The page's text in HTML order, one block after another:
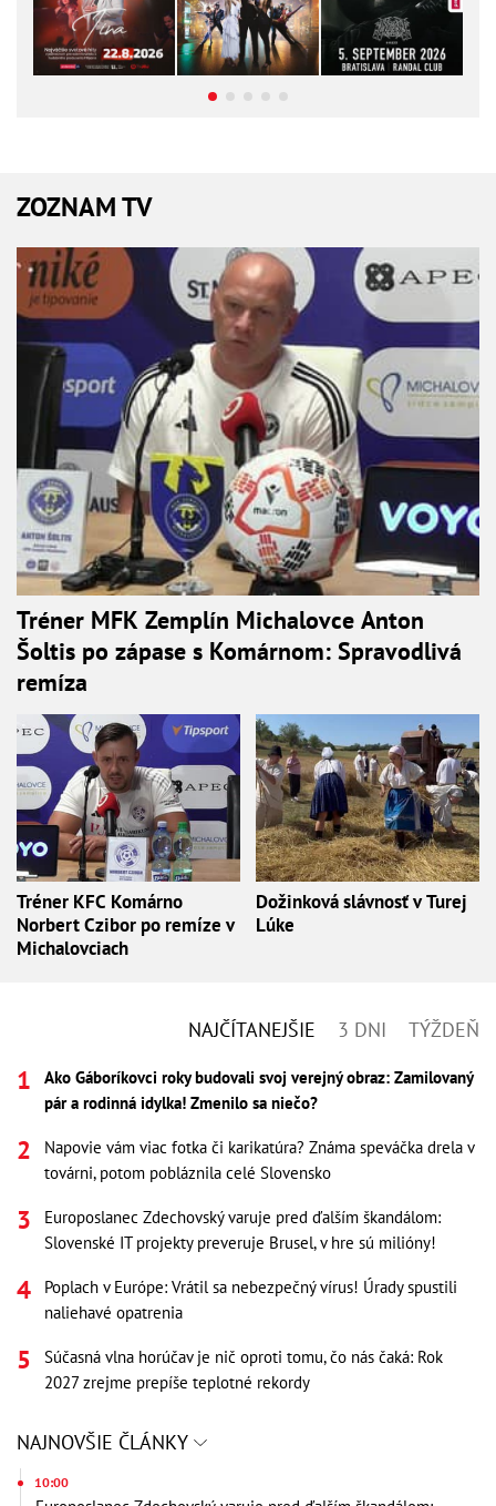
ZOZNAM TV
Tréner MFK Zemplín Michalovce Anton
Šoltis po zápase s Komárnom: Spravodlivá
remíza
Tréner KFC Komárno
Norbert Czibor po remíze v
Michalovciach
Dožinková slávnosť v Turej
Lúke
NAJČÍTANEJŠIE 3 DNI TÝŽDEŇ
Ako Gáboríkovci roky budovali svoj verejný obraz: Zamilovaný
pár a rodinná idylka! Zmenilo sa niečo?
Napovie vám viac fotka či karikatúra? Známa speváčka drela v
továrni, potom pobláznila celé Slovensko
Europoslanec Zdechovský varuje pred ďalším škandálom:
Slovenské IT projekty preveruje Brusel, v hre sú milióny!
Poplach v Európe: Vrátil sa nebezpečný vírus! Úrady spustili
naliehavé opatrenia
Súčasná vlna horúčav je nič oproti tomu, čo nás čaká: Rok
2027 zrejme prepíše teplotné rekordy
NAJNOVŠIE ČLÁNKY
10:00